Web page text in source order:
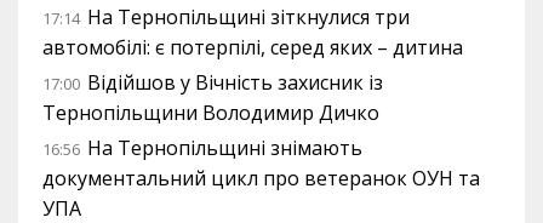
17:14 На Тернопільщині зіткнулися три
автомобілі: є потерпілі, серед яких – дитина
17:00 Відійшов у Вічність захисник із
Тернопільщини Володимир Дичко
16:56 На Тернопільщині знімають
документальний цикл про ветеранок ОУН та
УПА